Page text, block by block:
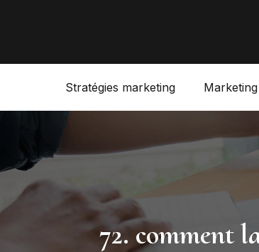
Stratégies marketing
72. comment